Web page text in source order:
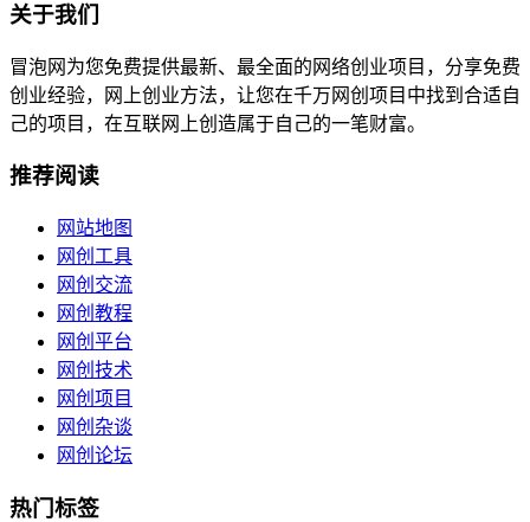
关于我们
冒泡网为您免费提供最新、最全面的网络创业项目，分享免费
创业经验，网上创业方法，让您在千万网创项目中找到合适自
己的项目，在互联网上创造属于自己的一笔财富。
推荐阅读
网站地图
网创工具
网创交流
网创教程
网创平台
网创技术
网创项目
网创杂谈
网创论坛
热门标签